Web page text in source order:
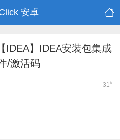
安卓
IDEA】IDEA安装包集成
/激活码
31#